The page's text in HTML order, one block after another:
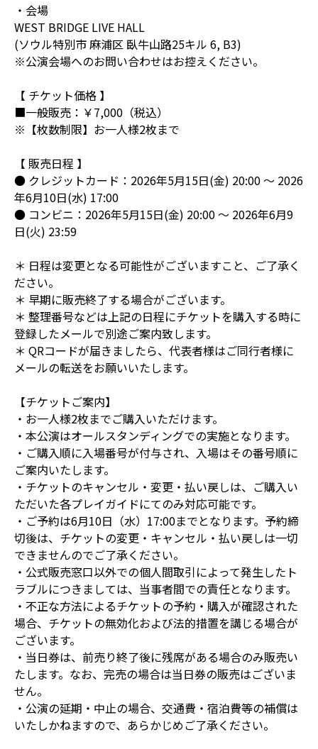
・会場
WEST BRIDGE LIVE HALL
(ソウル特別市 麻浦区 臥牛山路25キル 6, B3)
※公演会場へのお問い合わせはお控えください。
【 チケット価格 】
■一般販売：￥7,000（税込）
※【枚数制限】お一人様2枚まで
【 販売日程 】
● クレジットカード：2026年5月15日(金) 20:00 ～ 2026
年6月10日(水) 17:00
● コンビニ：2026年5月15日(金) 20:00 ～ 2026年6月9
日(火) 23:59
＊ 日程は変更となる可能性がございますこと、ご了承く
ださい。
＊ 早期に販売終了する場合がございます。
＊ 整理番号などは上記の日程にチケットを購入する時に
登録したメールで別途ご案内致します。
＊ QRコードが届きましたら、代表者様はご同行者様に
メールの転送をお願いいたします。
【チケットご案内】
・お一人様2枚までご購入いただけます。
・本公演はオールスタンディングでの実施となります。
・ご購入順に入場番号が付与され、入場はその番号順に
ご案内いたします。
・チケットのキャンセル・変更・払い戻しは、ご購入い
ただいた各プレイガイドにてのみ対応可能です。
・ご予約は6月10日（水）17:00までとなります。予約締
切後は、チケットの変更・キャンセル・払い戻しは一切
できませんのでご了承ください。
・公式販売窓口以外での個人間取引によって発生したト
ラブルにつきましては、当事者間での責任となります。
・不正な方法によるチケットの予約・購入が確認された
場合、チケットの無効化および法的措置を講じる場合が
ございます。
・当日券は、前売り終了後に残席がある場合のみ販売い
たします。なお、完売の場合は当日券の販売はございま
せん。
・公演の延期・中止の場合、交通費・宿泊費等の補償は
いたしかねますので、あらかじめご了承ください。